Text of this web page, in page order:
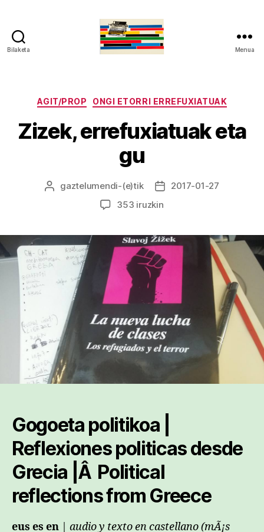
Bilaketa Menua
Kategoriak
AGIT/PROP ONGI ETORRI ERREFUXIATUAK
Zizek, errefuxiatuak eta
gu
Argitalpenaren
gaztelumendi-(e)tik
Argitalpenaren
2017-01-27
353 iruzkinZizek,
gu
sarreran
Gogoeta politikoa |
Reflexiones politicas desde
Grecia |Â Political
reflections from Greece
eus es en | audio y texto en castellano (mÃ¡s